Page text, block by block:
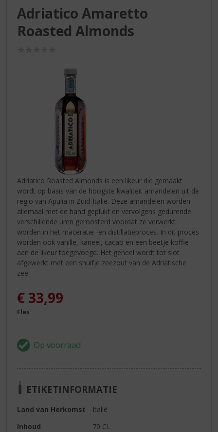
Adriatico Amaretto
Roasted Almonds
Adriatico Roasted Almonds is een likeur die gemaakt
wordt op basis van de hoogste kwaliteit amandelen uit de
regio van Apulia in Zuid-Italië. Deze amandelen worden
allemaal met de hand geplukt en vervolgens gedurende
verschillende uren geroosterd voordat ze verwerkt
worden in het maceratie -en distillatieproces. In dit proces
worden ook vanille, kaneel, cacao en een beetje koffie
aan de likeur toegevoegd. Het geheel wordt tot slot
afgewerkt met een snuifje zeezout van de Adriatische
zee.
€ 33,99
Fles
ETIKETINFORMATIE
Land van Herkomst
Italië
Inhoud
70 CL